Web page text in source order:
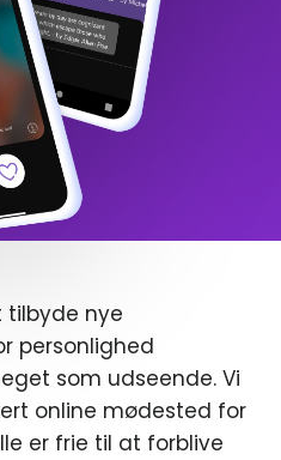
tilbyde nye
personlighed
som udseende. Vi
online mødested for
er frie til at forblive